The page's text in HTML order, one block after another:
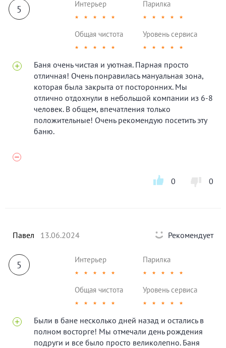
5 Интерьер
★ ★ ★ ★ ★
Парилка
★ ★ ★ ★ ★
Общая чистота
★ ★ ★ ★ ★
Уровень сервиса
★ ★ ★ ★ ★
Баня очень чистая и уютная. Парная просто
отличная! Очень понравилась мануальная зона,
которая была закрыта от посторонних. Мы
отлично отдохнули в небольшой компании из 6-8
человек. В общем, впечатления только
положительные! Очень рекомендую посетить эту
баню.
0 0
Павел 13.06.2024 Рекомендует
5 Интерьер
★ ★ ★ ★ ★
Парилка
★ ★ ★ ★ ★
Общая чистота
★ ★ ★ ★ ★
Уровень сервиса
★ ★ ★ ★ ★
Были в бане несколько дней назад и остались в
полном восторге! Мы отмечали день рождения
подруги и все было просто великолепно. Баня